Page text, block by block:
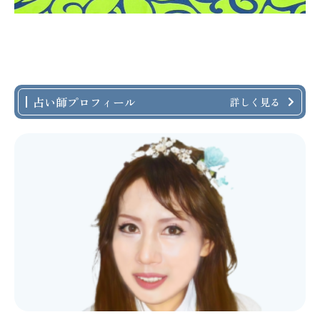
占い師プロフィール 詳しく見る